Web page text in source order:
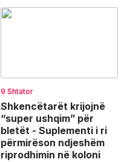
9 Shtator
Shkencëtarët krijojnë
“super ushqim” për
bletët - Suplementi i ri
përmirëson ndjeshëm
riprodhimin në koloni